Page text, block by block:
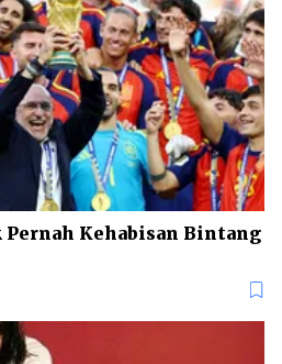
Pernah Kehabisan Bintang